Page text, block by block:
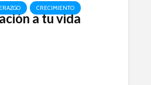
CRECIMIENTO
a tu vida